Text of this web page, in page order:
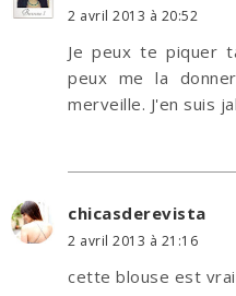
2 avril 2013 à 20:52
Je peux te piquer
peux me la
merveille. J'en suis
chicasderevista
2 avril 2013 à 21:16
cette blouse est